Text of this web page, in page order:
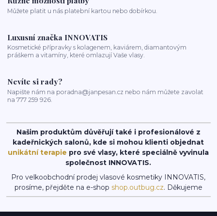
Můžete platit u nás platební kartou nebo dobírkou.
Luxusní značka INNOVATIS
Kosmetické přípravky s kolagenem, kaviárem, diamantovým
práškem a vitamíny, které omlazují Vaše vlasy.
Nevíte si rady?
Napište nám na poradna@janpesan.cz nebo nám můžete zavolat
na 777 259 926.
Našim produktům důvěřují také i profesionálové z
kadeřnických salonů, kde si mohou klienti objednat
unikátní terapie pro své vlasy, které speciálně vyvinula
společnost INNOVATIS.
Pro velkoobchodní prodej vlasové kosmetiky INNOVATIS,
prosíme, přejděte na e-shop shop.outbug.cz. Děkujeme